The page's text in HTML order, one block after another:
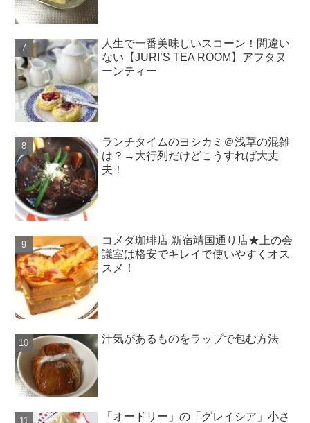
人生で一番美味しいスコーン！間違い
ない【JURI’S TEA ROOM】アフタヌ
ーンティー
ランチタイムのヨシカミ＠浅草の混雑
は？→大行列だけどこうすれば大丈
夫！
コメダ珈琲店 新宿靖国通り店★上の会
議室は格安でキレイで使いやすくオス
スメ！
汁気があるものをラップで包む方法
「オードリー」の「グレイシア」小さ